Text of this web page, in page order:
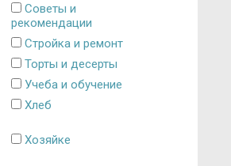
Советы и
рекомендации
Стройка и ремонт
Торты и десерты
Учеба и обучение
Хлеб
Хозяйке